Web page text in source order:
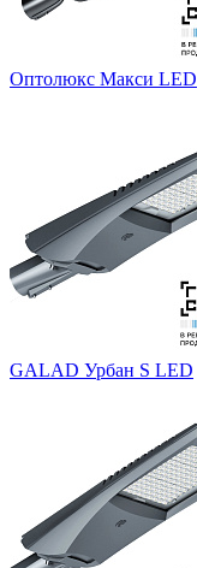
Оптолюкс Макси LED
GALAD Урбан S LED